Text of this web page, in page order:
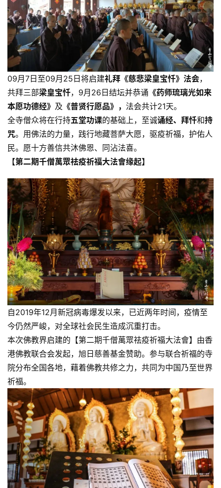
09月7日至09月25日将启建礼拜《慈悲梁皇宝忏》法会，
共拜三部梁皇宝忏，9月26日结坛并恭诵 《药师琉璃光如来
本愿功德经》 及 《普贤行愿品》， 法会共计21天。​
全寺僧众将在行持五堂功课的基础上，至诚诵经、拜忏和持
咒。用佛法的力量，践行地藏菩萨大愿，驱疫祈福，护佑人
民。愿十方善信共沐佛恩、同沾法喜。
【第二期千僧萬眾祛疫祈福大法會缘起】
自2019年12月新冠病毒爆发以来，已近两年时间，疫情至
今仍然严峻，对全球社会民生造成沉重打击。
本次佛教界启建的【第二期千僧萬眾祛疫祈福大法會】由香
港佛教联合会发起，旭日慈善基金赞助。参与联合祈福的寺
院分布全国各地，藉着佛教共修之力，共同为中国乃至世界
祈福。